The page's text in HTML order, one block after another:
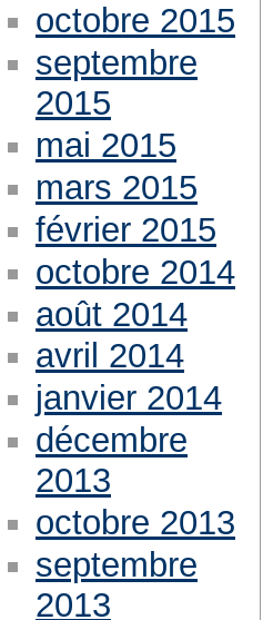
octobre 2015
septembre
2015
mai 2015
mars 2015
février 2015
octobre 2014
août 2014
avril 2014
janvier 2014
décembre
2013
octobre 2013
septembre
2013